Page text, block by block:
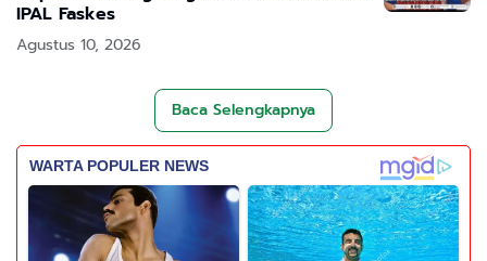
IPAL Faskes
Agustus 10, 2026
Baca Selengkapnya